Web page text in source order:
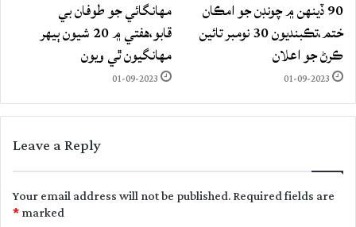
90 ڏينهن ۾ چونڊن جو امڪان
ختم،تڪبنديون 30 نومبر تائين
ڪرڻ جو اعلان
01-09-2023
مهانگائي جو طوفان بي
قابو،هفتي ۾ 20 شيون ٻيهر
مهانگيون ٿي ويون
01-09-2023
Leave a Reply
Your email address will not be published.Required fields are
marked
*